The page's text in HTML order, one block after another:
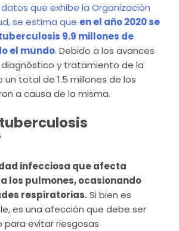
que exhibe la Organización
se estima que en el año 2020 se
9.9 millones de
el mundo. Debido a los avances
y tratamiento de la
total de 1.5 millones de los
a causa de la misma.
infecciosa que afecta
los pulmones, ocasionando
respiratorias.Si bien es
es una afección que debe ser
evitar riesgosas